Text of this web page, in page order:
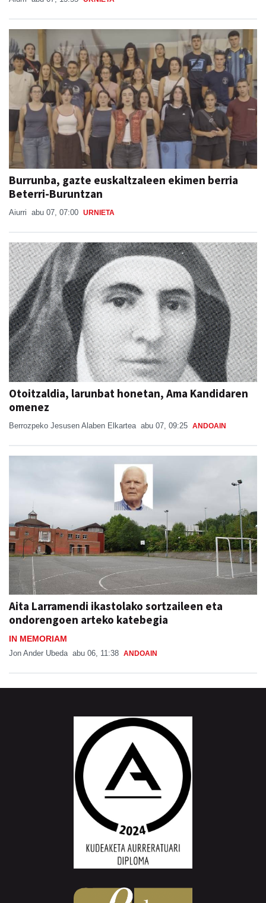
Burrunba, gazte euskaltzaleen ekimen berria
Beterri-Buruntzan
Aiurri abu 07, 07:00 URNIETA
Otoitzaldia, larunbat honetan, Ama Kandidaren
omenez
Berrozpeko Jesusen Alaben Elkartea abu 07, 09:25 ANDOAIN
Aita Larramendi ikastolako sortzaileen eta
ondorengoen arteko katebegia
IN MEMORIAM
Jon Ander Ubeda abu 06, 11:38 ANDOAIN